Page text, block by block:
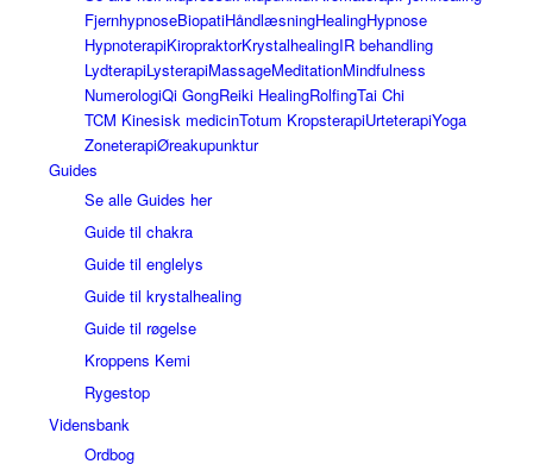
FjernhypnoseBiopatiHåndlæsningHealingHypnose
HypnoterapiKiropraktorKrystalhealingIR behandling
LydterapiLysterapiMassageMeditationMindfulness
NumerologiQi GongReiki HealingRolfingTai Chi
TCM Kinesisk medicinTotum KropsterapiUrteterapiYoga
ZoneterapiØreakupunktur
Guides
Se alle Guides her
Guide til chakra
Guide til englelys
Guide til krystalhealing
Guide til røgelse
Kroppens Kemi
Rygestop
Vidensbank
Ordbog